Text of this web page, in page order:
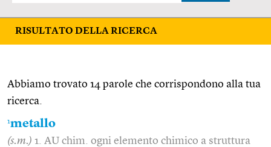
RISULTATO DELLA RICERCA
Abbiamo trovato 14 parole che corrispondono alla tua
ricerca.
1metallo
(s.m.) 1. AU chim. ogni elemento chimico a struttura